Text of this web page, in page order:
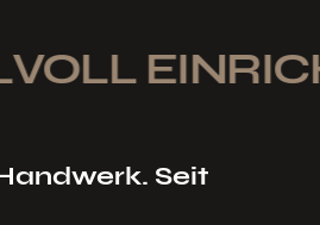
Seit